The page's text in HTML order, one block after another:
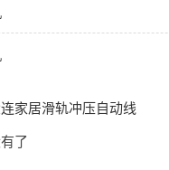
家居滑轨冲压自动线
了